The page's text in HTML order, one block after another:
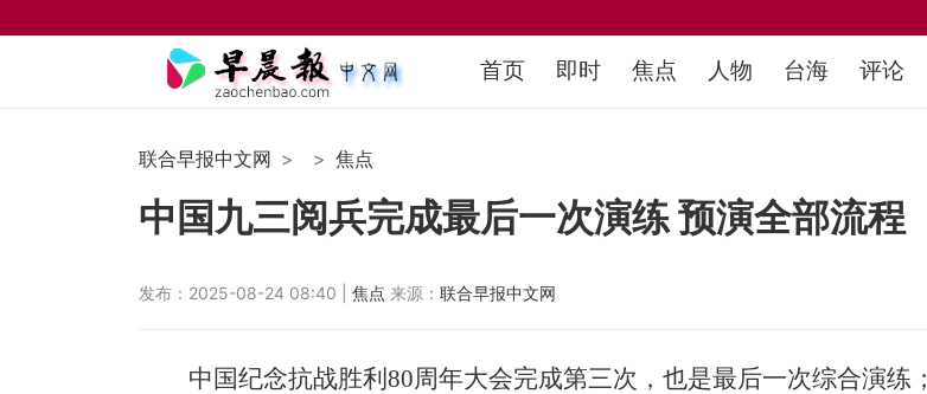
首页 即时 焦点 人物 台海 评论
联合早报中文网 焦点
中国九三阅兵完成最后一次演练 预演全部流程
发布：2025-08-24 08:40 | 焦点 来源： 联合早报中文网
中国纪念抗战胜利80周年大会完成第三次，也是最后一次综合演练；